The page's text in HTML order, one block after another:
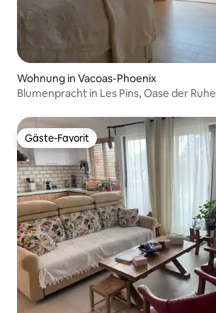
Wohnung in Vacoas-Phoenix
Blumenpracht in Les Pins, Oase der Ruhe
Gäste-Favorit
Gäste-Favorit